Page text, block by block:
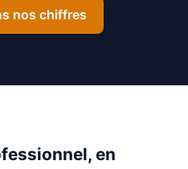
nos chiffres
en